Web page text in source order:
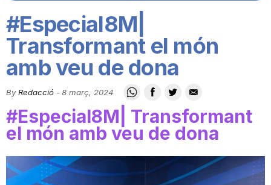
C
i
#Especial8M|
Transformant el món
amb veu de dona
By Redacció -8 març, 2024
#Especial8M| Transformant
el món amb veu de dona